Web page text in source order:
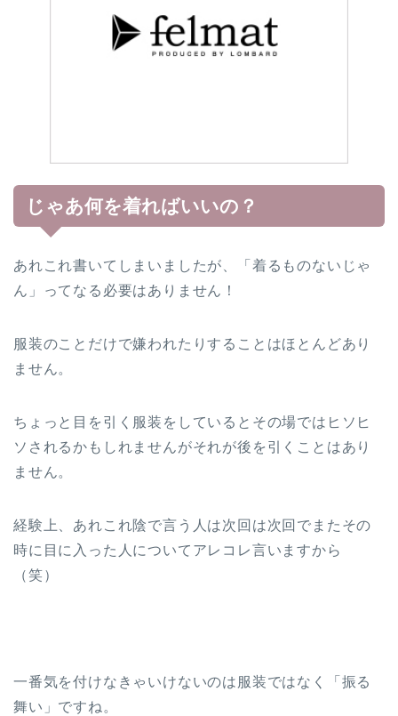
じゃあ何を着ればいいの？
あれこれ書いてしまいましたが、「着るものないじゃ
ん」ってなる必要はありません！
服装のことだけで嫌われたりすることはほとんどあり
ません。
ちょっと目を引く服装をしているとその場ではヒソヒ
ソされるかもしれませんがそれが後を引くことはあり
ません。
経験上、あれこれ陰で言う人は次回は次回でまたその
時に目に入った人についてアレコレ言いますから
（笑）
一番気を付けなきゃいけないのは服装ではなく「振る
舞い」ですね。